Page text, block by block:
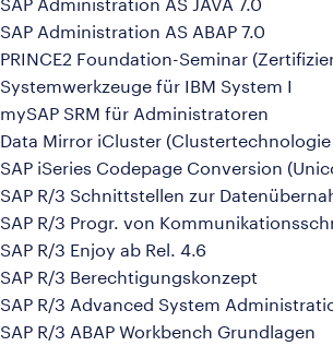
SAP Administration AS ABAP 7.0
PRINCE2 Foundation-Seminar
Systemwerkzeuge für IBM System I
mySAP SRM für Administratoren
Data Mirror iCluster
SAP iSeries Codepage Conversion
SAP R/3 Schnittstellen zur
SAP R/3 Progr. von
SAP R/3 Enjoy ab Rel. 4.6
SAP R/3 Berechtigungskonzept
SAP R/3 Advanced System
SAP R/3 ABAP Workbench Grundlagen